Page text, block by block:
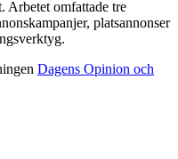
Arbetet omfattade tre
platsannonser
Dagens Opinion och